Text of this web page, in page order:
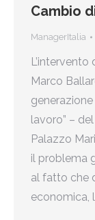
Cambio
ManagerItalia
Marco
lavoro” –
Palazzo
il problema
al fatto che
economica,